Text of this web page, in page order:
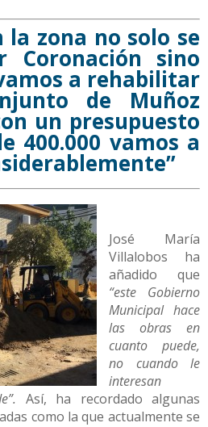
la zona no solo se
sino
a rehabilitar
de Muñoz
un presupuesto
400.000 vamos a
José María
Villalobos ha
añadido que
“este Gobierno
Municipal hace
las obras en
cuanto puede,
no cuando le
interesan
Así, ha recordado algunas
como la que actualmente se